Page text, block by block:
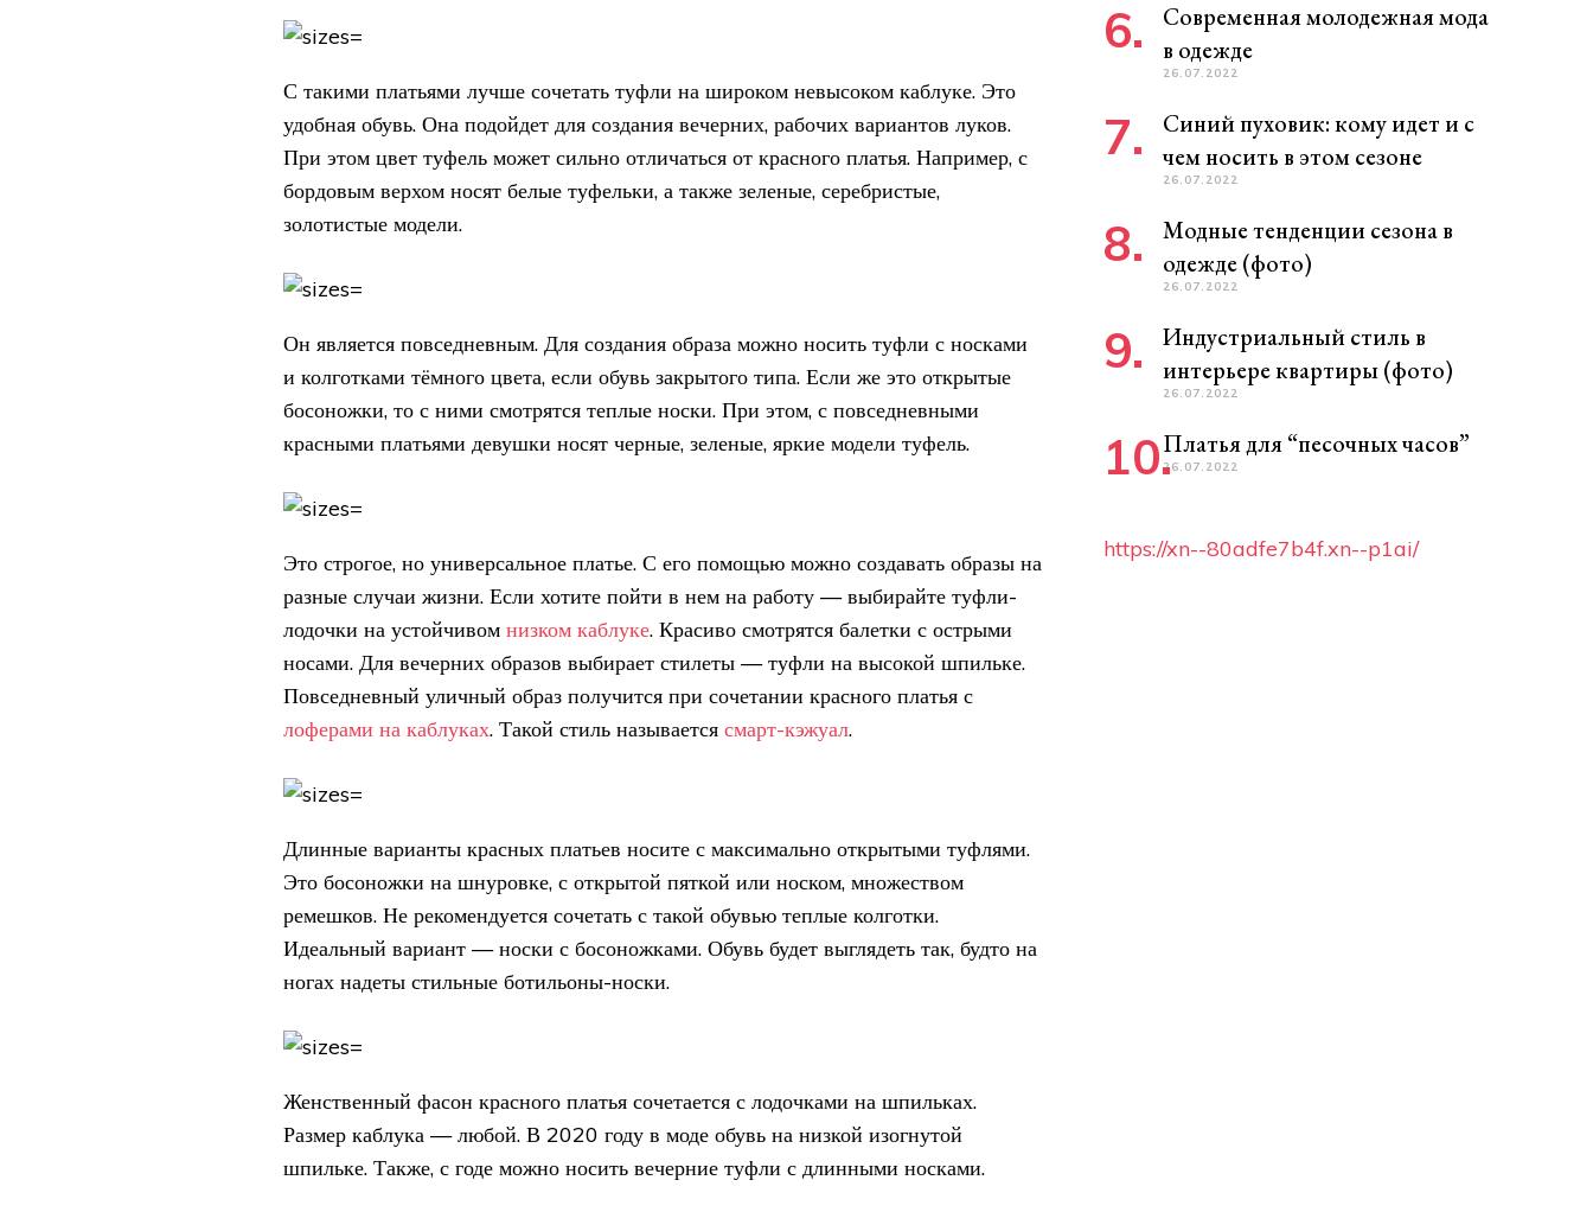
С такими платьями лучше сочетать туфли на широком невысоком каблуке. Это
удобная обувь. Она подойдет для создания вечерних, рабочих вариантов луков.
При этом цвет туфель может сильно отличаться от красного платья. Например, с
бордовым верхом носят белые туфельки, а также зеленые, серебристые,
золотистые модели.
Он является повседневным. Для создания образа можно носить туфли с носками
и колготками тёмного цвета, если обувь закрытого типа. Если же это открытые
босоножки, то с ними смотрятся теплые носки. При этом, с повседневными
красными платьями девушки носят черные, зеленые, яркие модели туфель.
Это строгое, но универсальное платье. С его помощью можно создавать образы на
разные случаи жизни. Если хотите пойти в нем на работу — выбирайте туфли-
лодочки на устойчивом низком каблуке. Красиво смотрятся балетки с острыми
носами. Для вечерних образов выбирает стилеты — туфли на высокой шпильке.
Повседневный уличный образ получится при сочетании красного платья с
лоферами на каблуках. Такой стиль называется смарт-кэжуал.
Длинные варианты красных платьев носите с максимально открытыми туфлями.
Это босоножки на шнуровке, с открытой пяткой или носком, множеством
ремешков. Не рекомендуется сочетать с такой обувью теплые колготки.
Идеальный вариант — носки с босоножками. Обувь будет выглядеть так, будто на
ногах надеты стильные ботильоны-носки.
Женственный фасон красного платья сочетается с лодочками на шпильках.
Размер каблука — любой. В 2020 году в моде обувь на низкой изогнутой
шпильке. Также, с годе можно носить вечерние туфли с длинными носками.
Современная молодежная мода
в одежде
26.07.2022
Синий пуховик: кому идет и с
чем носить в этом сезоне
26.07.2022
Модные тенденции сезона в
одежде (фото)
26.07.2022
Индустриальный стиль в
интерьере квартиры (фото)
26.07.2022
Платья для “песочных часов”
26.07.2022
https://xn--80adfe7b4f.xn--p1ai/